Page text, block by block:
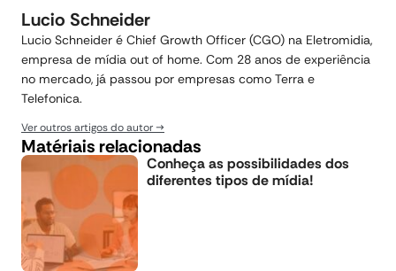
Lucio Schneider
Lucio Schneider é Chief Growth Officer (CGO) na Eletromidia,
empresa de mídia out of home. Com 28 anos de experiência
no mercado, já passou por empresas como Terra e
Telefonica.
Ver outros artigos do autor
Matériais relacionadas
Conheça as possibilidades dos
diferentes tipos de mídia!